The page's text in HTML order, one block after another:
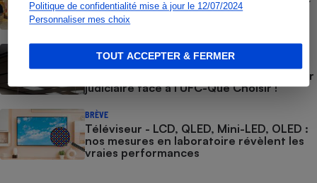
Politique de confidentialité mise à jour le 12/07/2024
Personnaliser mes choix
TOUT ACCEPTER & FERMER
pousse à l’abonnement
Clauses abusives et données
personnelles - Apple perd son bras de fer
judiciaire face à l’UFC-Que Choisir !
BRÈVE
Téléviseur - LCD, QLED, Mini-LED, OLED :
nos mesures en laboratoire révèlent les
vraies performances